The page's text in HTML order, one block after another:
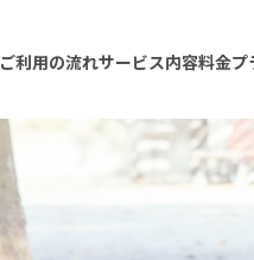
ご利用の流れサービス内容料金プ